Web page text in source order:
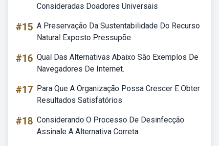
Consideradas Doadores Universais
#15 A Preservação Da Sustentabilidade Do Recurso
Natural Exposto Pressupõe
#16 Qual Das Alternativas Abaixo São Exemplos De
Navegadores De Internet.
#17 Para Que A Organização Possa Crescer E Obter
Resultados Satisfatórios
#18 Considerando O Processo De Desinfecção
Assinale A Alternativa Correta